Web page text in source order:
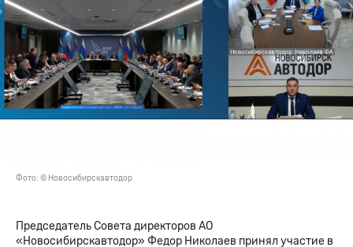
Фото: © Новосибирскавтодор
Председатель Совета директоров АО
«Новосибирскавтодор» Федор Николаев принял участие в